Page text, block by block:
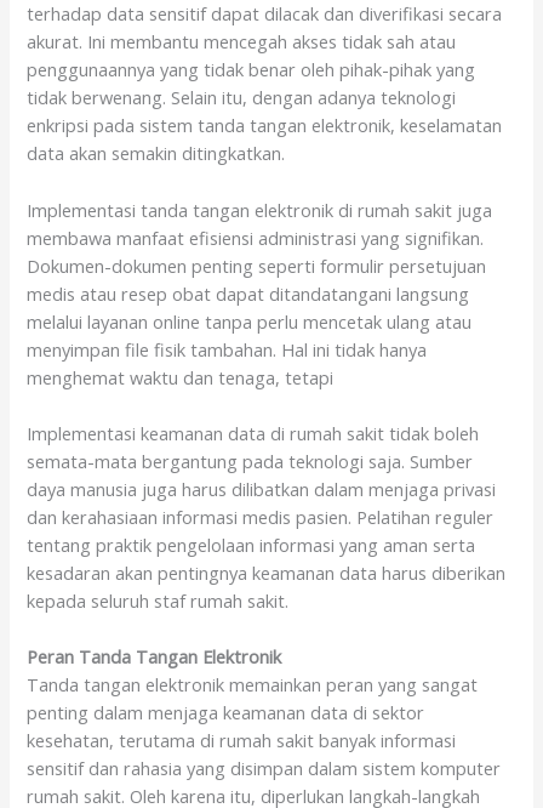
terhadap data sensitif dapat dilacak dan diverifikasi secara
akurat. Ini membantu mencegah akses tidak sah atau
penggunaannya yang tidak benar oleh pihak-pihak yang
tidak berwenang. Selain itu, dengan adanya teknologi
enkripsi pada sistem tanda tangan elektronik, keselamatan
data akan semakin ditingkatkan.
Implementasi tanda tangan elektronik di rumah sakit juga
membawa manfaat efisiensi administrasi yang signifikan.
Dokumen-dokumen penting seperti formulir persetujuan
medis atau resep obat dapat ditandatangani langsung
melalui layanan online tanpa perlu mencetak ulang atau
menyimpan file fisik tambahan. Hal ini tidak hanya
menghemat waktu dan tenaga, tetapi
Implementasi keamanan data di rumah sakit tidak boleh
semata-mata bergantung pada teknologi saja. Sumber
daya manusia juga harus dilibatkan dalam menjaga privasi
dan kerahasiaan informasi medis pasien. Pelatihan reguler
tentang praktik pengelolaan informasi yang aman serta
kesadaran akan pentingnya keamanan data harus diberikan
kepada seluruh staf rumah sakit.
Peran Tanda Tangan Elektronik
Tanda tangan elektronik memainkan peran yang sangat
penting dalam menjaga keamanan data di sektor
kesehatan, terutama di rumah sakit banyak informasi
sensitif dan rahasia yang disimpan dalam sistem komputer
rumah sakit. Oleh karena itu, diperlukan langkah-langkah